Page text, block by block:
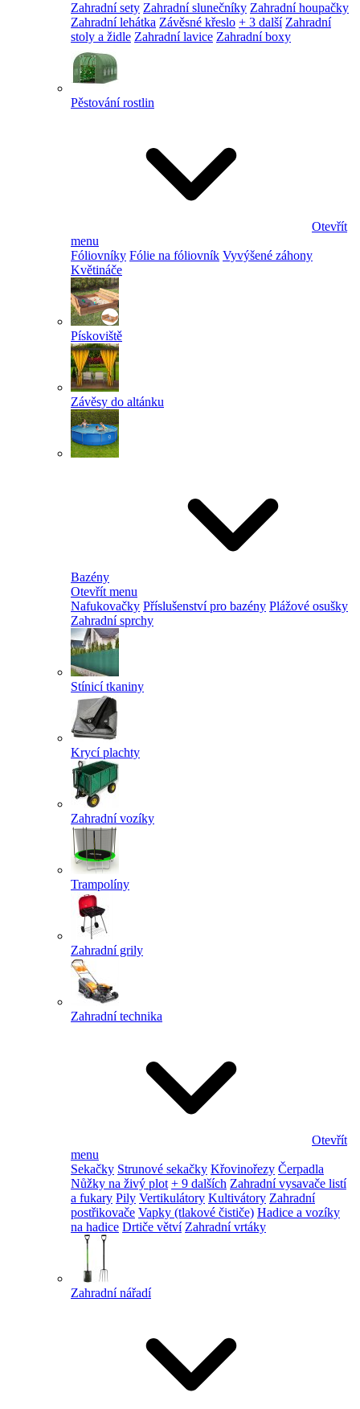
Zahradní sety Zahradní slunečníky Zahradní houpačky
Zahradní lehátka Závěsné křeslo + 3 další Zahradní
stoly a židle Zahradní lavice Zahradní boxy
Pěstování rostlin
Otevřít
menu
Fóliovníky Fólie na fóliovník Vyvýšené záhony
Květináče
Pískoviště
Závěsy do altánku
Bazény
Otevřít menu
Nafukovačky Příslušenství pro bazény Plážové osušky
Zahradní sprchy
Stínicí tkaniny
Krycí plachty
Zahradní vozíky
Trampolíny
Zahradní grily
Zahradní technika
Otevřít
menu
Sekačky Strunové sekačky Křovinořezy Čerpadla
Nůžky na živý plot + 9 dalších Zahradní vysavače listí
a fukary Pily Vertikulátory Kultivátory Zahradní
postřikovače Vapky (tlakové čističe) Hadice a vozíky
na hadice Drtiče větví Zahradní vrtáky
Zahradní nářadí